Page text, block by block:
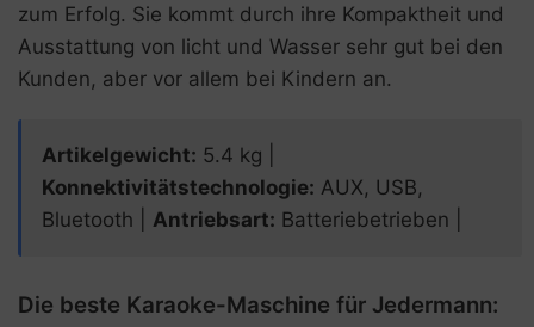
zum Erfolg. Sie kommt durch ihre Kompaktheit und
Ausstattung von licht und Wasser sehr gut bei den
Kunden, aber vor allem bei Kindern an.
Artikelgewicht: ‎5.4 kg |
Konnektivitätstechnologie: AUX, USB,
Bluetooth | Antriebsart: Batteriebetrieben |
Die beste Karaoke-Maschine für Jedermann: